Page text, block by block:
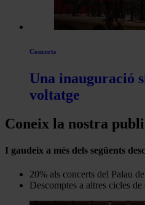
Concerts
Una inauguració
voltatge
Coneix la nostra
I gaudeix a més dels següents
20% als concerts del Palau
Descomptes a altres cicles